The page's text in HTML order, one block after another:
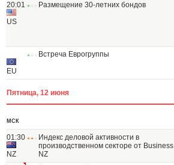
20:01
US
Размещение 30-летних бондов
EU
Встреча Еврогруппы
Пятница, 12 июня
МСК
01:30
NZ
Индекс деловой активности в
производственном секторе от Business
NZ